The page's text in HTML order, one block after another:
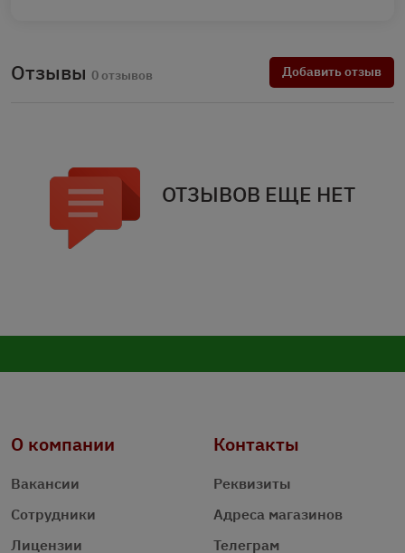
Отзывы 0 отзывов Добавить отзыв
ОТЗЫВОВ ЕЩЕ НЕТ
О компании
Вакансии
Сотрудники
Лицензии
Контакты
Реквизиты
Адреса магазинов
Телеграм